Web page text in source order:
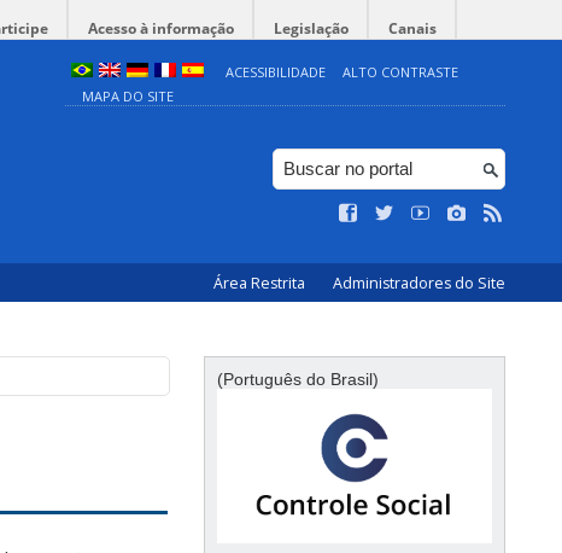
Acesso à informação Legislação Canais
ACESSIBILIDADE
ALTO CONTRASTE
MAPA DO SITE
Área Restrita Administradores do Site
(Português do Brasil)